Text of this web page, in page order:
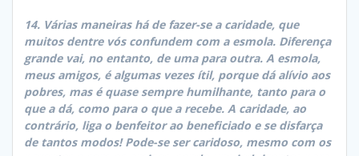
14. Várias maneiras há de fazer-se a caridade, que
muitos dentre vós confundem com a esmola. Diferença
grande vai, no entanto, de uma para outra. A esmola,
meus amigos, é algumas vezes ítil, porque dá alívio aos
pobres, mas é quase sempre humilhante, tanto para o
que a dá, como para o que a recebe. A caridade, ao
contrário, liga o benfeitor ao beneficiado e se disfarça
de tantos modos! Pode-se ser caridoso, mesmo com os